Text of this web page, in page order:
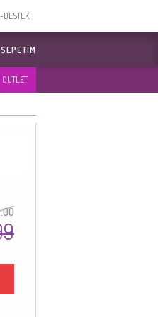
DESTEK
SEPETIM
OUTLET